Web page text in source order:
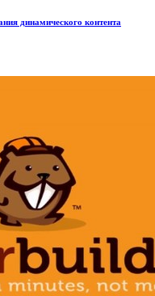
динамического контента